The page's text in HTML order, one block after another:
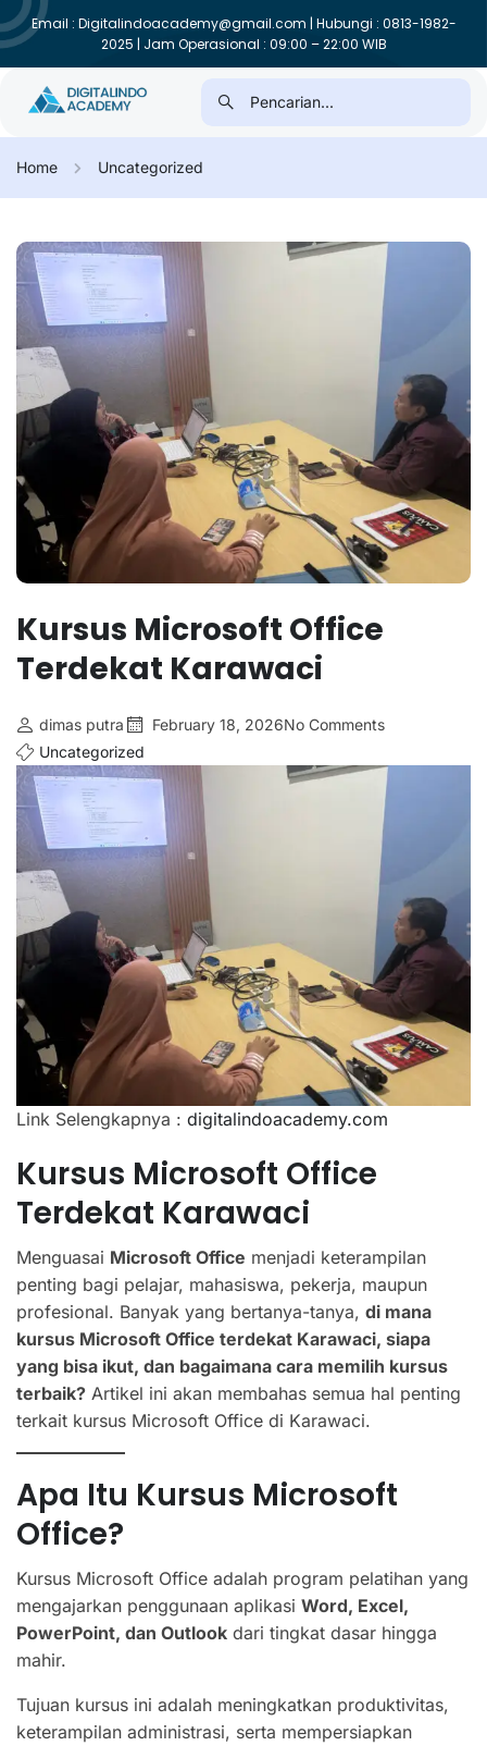
Email : Digitalindoacademy@gmail.com | Hubungi : 0813-1982-
2025 | Jam Operasional : 09:00 – 22:00 WIB
Home Uncategorized
Kursus Microsoft Office
Terdekat Karawaci
dimas putra February 18, 2026No Comments
Uncategorized
Link Selengkapnya : digitalindoacademy.com
Kursus Microsoft Office
Terdekat Karawaci
Menguasai Microsoft Office menjadi keterampilan
penting bagi pelajar, mahasiswa, pekerja, maupun
profesional. Banyak yang bertanya-tanya, di mana
kursus Microsoft Office terdekat Karawaci, siapa
yang bisa ikut, dan bagaimana cara memilih kursus
terbaik? Artikel ini akan membahas semua hal penting
terkait kursus Microsoft Office di Karawaci.
Apa Itu Kursus Microsoft
Office?
Kursus Microsoft Office adalah program pelatihan yang
mengajarkan penggunaan aplikasi Word, Excel,
PowerPoint, dan Outlook dari tingkat dasar hingga
mahir.
Tujuan kursus ini adalah meningkatkan produktivitas,
keterampilan administrasi, serta mempersiapkan